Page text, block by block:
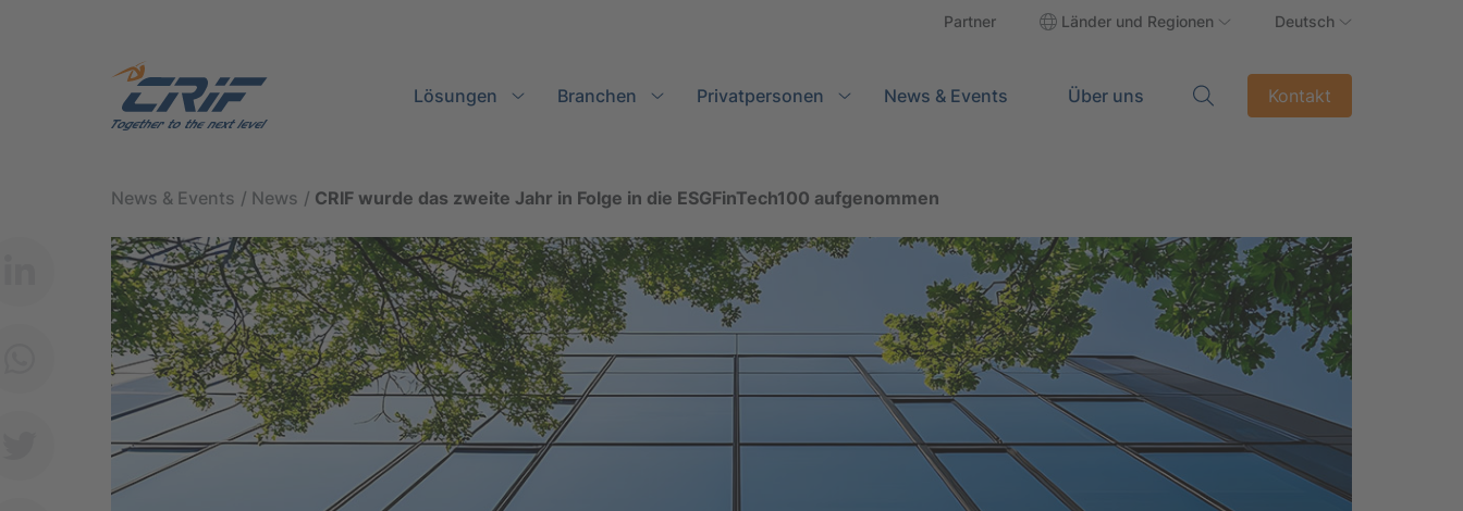
Partner Länder und Regionen Deutsch
Lösungen Branchen Privatpersonen News & Events Über uns
Search Kontakt
News & Events News CRIF wurde das zweite Jahr in Folge in die ESGFinTech100 aufgenommen